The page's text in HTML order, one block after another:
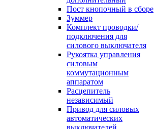
Пост кнопочный в сборе
Зуммер
Комплект проводки/
подключения для
силового выключателя
Рукоятка управления
силовым
коммутационным
аппаратом
Расцепитель
независимый
Привод для силовых
автоматических
выключателей